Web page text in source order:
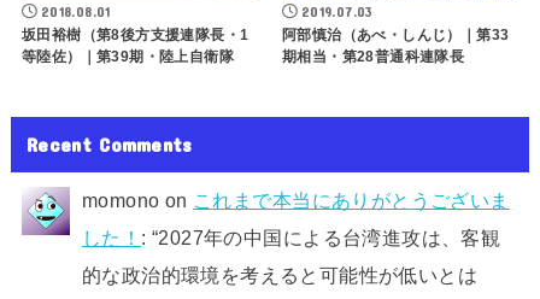
2018.08.01
坂田裕樹（第8後方支援連隊長・1
等陸佐）｜第39期・陸上自衛隊
2019.07.03
阿部慎治（あべ・しんじ）｜第33
期相当・第28普通科連隊長
Recent Comments
momono on これまで本当にありがとうございま
した！ : “2027年の中国による台湾進攻は、客観
的な政治的環境を考えると可能性が低いとは